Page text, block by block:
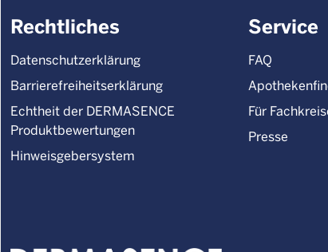
Rechtliches
Datenschutzerklärung
Barrierefreiheitserklärung
Echtheit der DERMASENCE
Produktbewertungen
Hinweisgebersystem
Service
FAQ
Für
Presse